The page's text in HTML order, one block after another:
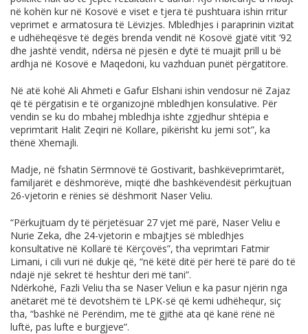
në kohën kur në Kosovë e viset e tjera të pushtuara ishin rritur
veprimet e armatosura të Lëvizjes. Mbledhjes i paraprinin vizitat
e udhëheqësve të degës brenda vendit në Kosovë gjatë vitit ‘92
dhe jashtë vendit, ndërsa në pjesën e dytë të muajit prill u bë
ardhja në Kosovë e Maqedoni, ku vazhduan punët përgatitore.
Në atë kohë Ali Ahmeti e Gafur Elshani ishin vendosur në Zajaz
që të përgatisin e të organizojnë mbledhjen konsulative. Për
vendin se ku do mbahej mbledhja ishte zgjedhur shtëpia e
veprimtarit Halit Zeqiri në Kollare, pikërisht ku jemi sot”, ka
thënë Xhemajli.
Madje, në fshatin Sërmnovë të Gostivarit, bashkëveprimtarët,
familjarët e dëshmorëve, miqtë dhe bashkëvendësit përkujtuan
26-vjetorin e rënies së dëshmorit Naser Veliu.
“Përkujtuam dy të përjetësuar 27 vjet më parë, Naser Veliu e
Nurie Zeka, dhe 24-vjetorin e mbajtjes së mbledhjes
konsultative në Kollarë të Kërçovës”, tha veprimtari Fatmir
Limani, i cili vuri në dukje që, “në këtë ditë për herë të parë do të
ndajë një sekret të heshtur deri më tani”.
Ndërkohë, Fazli Veliu tha se Naser Veliun e ka pasur njërin nga
anëtarët më të devotshëm të LPK-së që kemi udhëhequr, siç
tha, “bashkë në Perëndim, me të gjithë ata që kanë rënë në
luftë, pas lufte e burgjeve”.